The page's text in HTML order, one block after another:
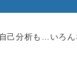
己分析も…いろ